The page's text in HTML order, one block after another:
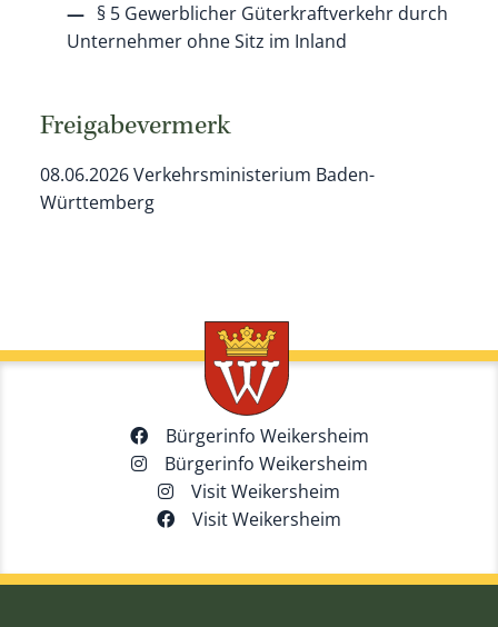
§ 5 Gewerblicher Güterkraftverkehr durch
Unternehmer ohne Sitz im Inland
Freigabevermerk
08.06.2026 Verkehrsministerium Baden-
Württemberg
Bürgerinfo Weikersheim
Bürgerinfo Weikersheim
Visit Weikersheim
Visit Weikersheim